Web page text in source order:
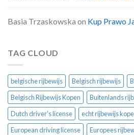
Basia Trzaskowska on Kup Prawo
TAG CLOUD
belgische rijbewijs Belgisch rijbewijs
Belgisch Rijbewijs Kopen
Buitenlands
Dutch driver's license
echt rijbewijs
European driving license
Europees